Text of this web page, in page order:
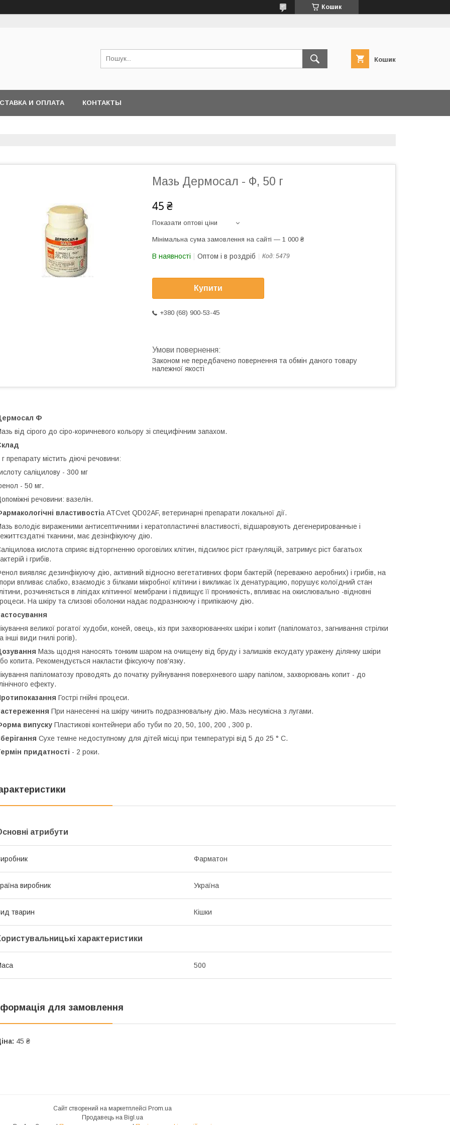
Кошик
Кошик
И ОПЛАТА КОНТАКТЫ
Мазь Дермосал - Ф, 50 г
45 ₴
Показати оптові ціни
Мінімальна сума замовлення на сайті — 1 000 ₴
В наявності Оптом і в роздріб Код: 5479
Купити
+380 (68) 900-53-45
Законом не передбачено повернення та обмін даного товару
належної якості
Ф
від сірого до сіро-коричневого кольору зі специфічним запахом.
г препарату містить діючі речовини:
саліцилову - 300 мг
- 50 мг.
речовини: вазелін.
властивостіа ATCvet QD02AF, ветеринарні препарати локальної дії.
володіє вираженими антисептичними і кератопластичні властивості, відшаровують дегенерированные і
тканини, має дезінфікуючу дію.
кислота сприяє відторгненню ороговілих клітин, підсилює ріст грануляцій, затримує ріст багатьох
і грибів.
виявляє дезинфікуючу дію, активний відносно вегетативних форм бактерій (переважно аеробних) і грибів, на
впливає слабко, взаємодіє з білками мікробної клітини і викликає їх денатурацию, порушує колоїдний стан
розчиняється в ліпідах клітинної мембрани і підвищує її проникність, впливає на окислювально -відновні
На шкіру та слизові оболонки надає подразнюючу і припікаючу дію.
великої рогатої худоби, коней, овець, кіз при захворюваннях шкіри і копит (папіломатоз, загнивання стрілки
інші види гнилі рогів).
Мазь щодня наносять тонким шаром на очищену від бруду і залишків ексудату уражену ділянку шкіри
копита. Рекомендується накласти фіксуючу пов'язку.
папіломатозу проводять до початку руйнування поверхневого шару папілом, захворювань копит - до
ефекту.
Гострі гнійні процеси.
При нанесенні на шкіру чинить подразнювальну дію. Мазь несумісна з лугами.
випуску Пластикові контейнери або туби по 20, 50, 100, 200 , 300 р.
Сухе темне недоступному для дітей місці при температурі від 5 до 25 ° С.
придатності - 2 роки.
атрибути
Фарматон
виробник Україна
тварин Кішки
характеристики
500
для замовлення
45 ₴
Сайт створений на маркетплейсі Prom.ua
Продавець на Bigl.ua